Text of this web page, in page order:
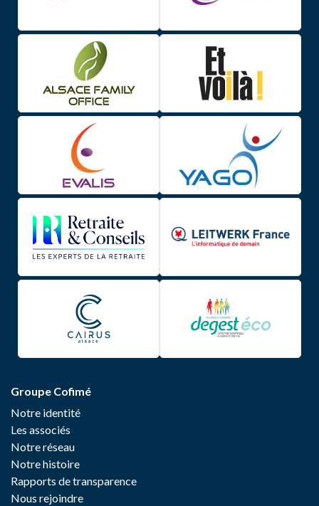
Groupe Cofimé
Notre identité
Les associés
Notre réseau
Notre histoire
Rapports de transparence
Nous rejoindre